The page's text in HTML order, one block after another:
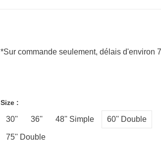
*Sur commande seulement, délais d'environ
Size :
30'' 36'' 48'' Simple 60'' Double
75'' Double